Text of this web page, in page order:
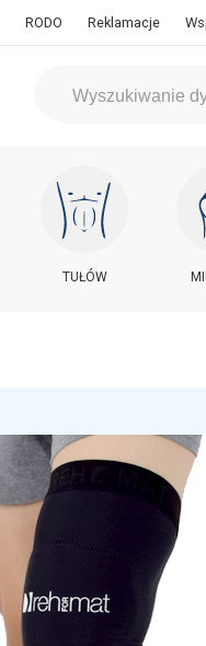
RODO Reklamacje
TUŁÓW